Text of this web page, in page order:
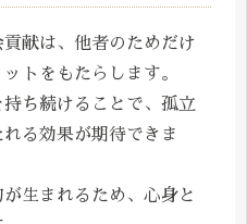
献は、他者のためだけ
トをもたらします。
ち続けることで、孤立
る効果が期待できま
生まれるため、心身と